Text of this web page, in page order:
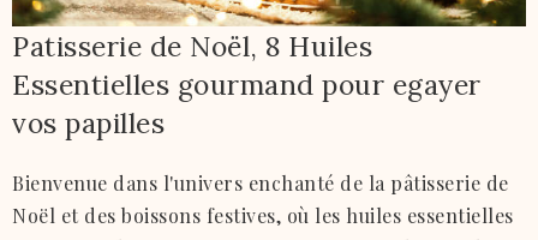
Patisserie de Noël, 8 Huiles
Essentielles gourmand pour egayer
vos papilles
Bienvenue dans l'univers enchanté de la pâtisserie de
Noël et des boissons festives, où les huiles essentielles